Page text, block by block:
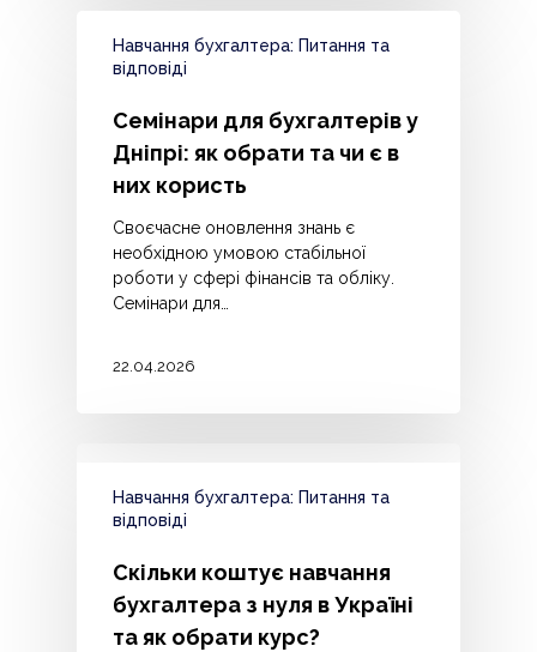
Навчання бухгалтера: Питання та
відповіді
Семінари для бухгалтерів у
Дніпрі: як обрати та чи є в
них користь
Своєчасне оновлення знань є
необхідною умовою стабільної
роботи у сфері фінансів та обліку.
Семінари для…
22.04.2026
Навчання бухгалтера: Питання та
відповіді
Скільки коштує навчання
бухгалтера з нуля в Україні
та як обрати курс?